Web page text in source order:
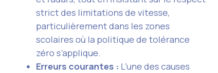
strict des limitations de vitesse,
particulièrement dans les zones
scolaires où la politique de tolérance
zéro s’applique.
Erreurs courantes : L’une des causes